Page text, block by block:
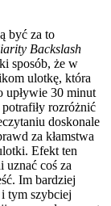
być za to
Backslash
sposób, że w
ulotkę, która
upływie 30 minut
rozróżnić
doskonale
za kłamstwa
Efekt ten
uznać coś za
Im bardziej
i tym szybciej